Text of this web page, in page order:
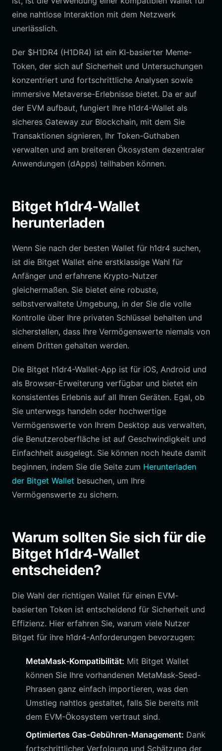
eine nahtlose Interaktion mit dem Netzwerk
unerlässlich.
Der $H1DR4 (H1DR4) ist ein KI-basierter Meme-
Token, der sich auf Sicherheit und Untersuchungen
konzentriert und fortschrittliche Analysen sowie
immersive Metaverse-Erlebnisse bietet. Da er auf
der EVM aufbaut, fungiert Ihre h1dr4-Wallet als
sicheres Gateway zur Blockchain, mit dem Sie
Transaktionen signieren, Ihr Token-Guthaben
verwalten und am breiteren Ökosystem dezentraler
Anwendungen (dApps) teilhaben können.
Bitget h1dr4-Wallet
herunterladen
Wenn Sie nach der besten Wallet für h1dr4 suchen,
ist die Bitget Wallet eine erstklassige Wahl für
Anfänger und erfahrene Krypto-Nutzer
gleichermaßen. Sie bietet eine robuste,
selbstverwaltete Umgebung, in der Sie die volle
Kontrolle über Ihre privaten Schlüssel behalten und
sicherstellen, dass Ihre Vermögenswerte niemals von
einem Dritten gehalten werden.
Die Bitget h1dr4-Wallet-App ist für iOS, Android und
als Browser-Erweiterung verfügbar und bietet ein
konsistentes Erlebnis auf all Ihren Geräten. Egal, ob
Sie unterwegs handeln oder hochwertige
Vermögenswerte von Ihrem Desktop aus verwalten,
die Benutzeroberfläche ist auf Geschwindigkeit und
Einfachheit ausgelegt. Sie können noch heute damit
beginnen, indem Sie die Seite zum Herunterladen
der Bitget Wallet besuchen, um Ihre
Vermögenswerte zu sichern.
Warum sollten Sie sich für die
Bitget h1dr4-Wallet
entscheiden?
Die Wahl der richtigen Wallet für einen EVM-
basierten Token ist entscheidend für Sicherheit und
Effizienz. Hier erfahren Sie, warum viele Nutzer
Bitget für ihre h1dr4-Anforderungen bevorzugen:
MetaMask-Kompatibilität: Mit Bitget Wallet
können Sie Ihre vorhandenen MetaMask-Seed-
Phrasen ganz einfach importieren, was den
Umstieg nahtlos gestaltet, falls Sie bereits mit
dem EVM-Ökosystem vertraut sind.
Optimiertes Gas-Gebühren-Management: Dank
fortschrittlicher Verfolgung und Schätzung der